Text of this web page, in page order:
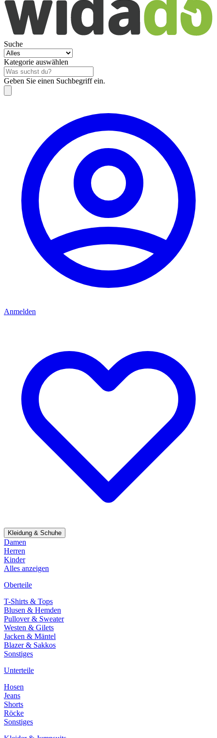
Suche
Kategorie auswählen
Geben Sie einen Suchbegriff ein.
Anmelden
Kleidung & Schuhe
Damen
Herren
Kinder
Alles anzeigen
Oberteile
T-Shirts & Tops
Blusen & Hemden
Pullover & Sweater
Westen & Gilets
Jacken & Mäntel
Blazer & Sakkos
Sonstiges
Unterteile
Hosen
Jeans
Shorts
Röcke
Sonstiges